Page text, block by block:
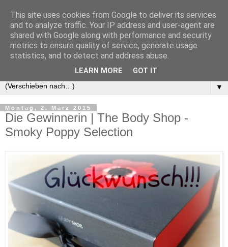
▼
Montag, 2. März 2015
Die Gewinnerin | The Body Shop -
Smoky Poppy Selection
This site uses cookies from Google to deliver its services
and to analyze traffic. Your IP address and user-agent are
shared with Google along with performance and security
metrics to ensure quality of service, generate usage
statistics, and to detect and address abuse.
LEARN MORE GOT IT